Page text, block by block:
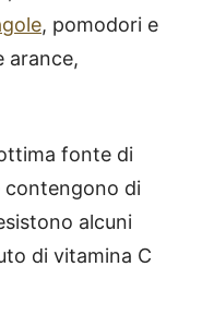
, pomodori e
arance,
fonte di
contengono di
alcuni
di vitamina C